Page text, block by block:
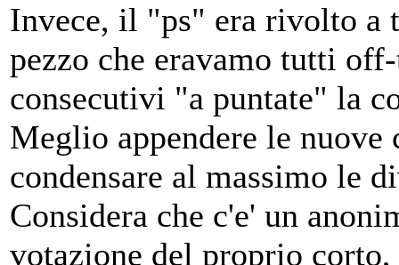
Invece, il "ps" era rivolto a
pezzo che eravamo tutti
consecutivi "a puntate" la
Meglio appendere le
condensare al massimo le
Considera che c'e' un
votazione del proprio